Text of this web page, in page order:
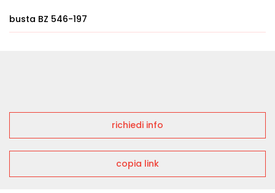
busta BZ 546-197
richiedi info
copia link